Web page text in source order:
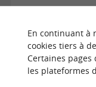
Biarritz
Marchés
En continuant à
cookies tiers à
Certaines
les plateformes